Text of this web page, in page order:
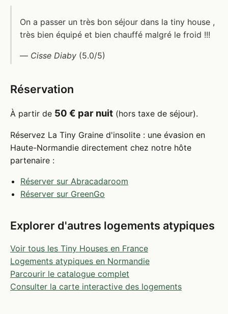
On a passer un très bon séjour dans la tiny house ,
très bien équipé et bien chauffé malgré le froid !!!
— Cisse Diaby (5.0/5)
Réservation
À partir de 50 € par nuit (hors taxe de séjour).
Réservez La Tiny Graine d'insolite : une évasion en
Haute-Normandie directement chez notre hôte
partenaire :
Réserver sur Abracadaroom
Réserver sur GreenGo
Explorer d'autres logements atypiques
Voir tous les Tiny Houses en France
Logements atypiques en Normandie
Parcourir le catalogue complet
Consulter la carte interactive des logements